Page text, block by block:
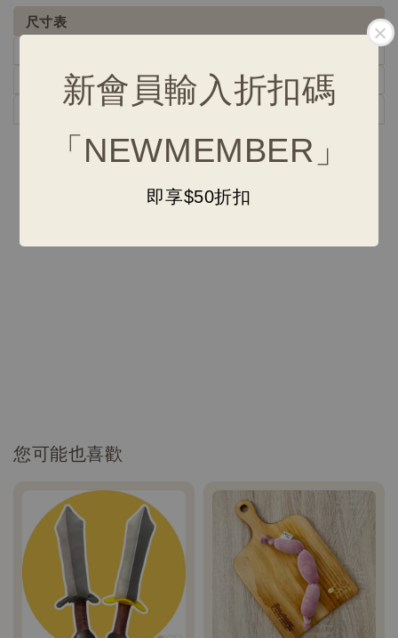
新會員輸入折扣碼
「NEWMEMBER」
即享$50折扣
尺寸表
配送方式
注意事項
頸部、肚肚皆是綁蝴蝶結，自由調整長度
頸部綁帶：兩邊各30公分
圍裙長30公分，肚寬35公分
(加上肚肚綁帶35公分可穿範圍至80公分)
您可能也喜歡